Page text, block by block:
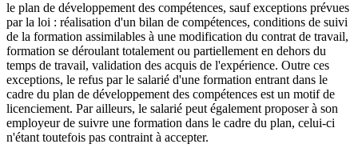
le plan de développement des compétences, sauf exceptions prévues
par la loi : réalisation d'un bilan de compétences, conditions de suivi
de la formation assimilables à une modification du contrat de travail,
formation se déroulant totalement ou partiellement en dehors du
temps de travail, validation des acquis de l'expérience. Outre ces
exceptions, le refus par le salarié d'une formation entrant dans le
cadre du plan de développement des compétences est un motif de
licenciement. Par ailleurs, le salarié peut également proposer à son
employeur de suivre une formation dans le cadre du plan, celui-ci
n'étant toutefois pas contraint à accepter.